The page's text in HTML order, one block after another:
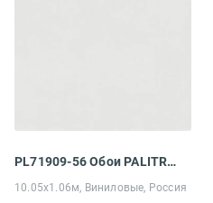
PL71909-56 Обои PALITRA LIFE (Palitra) Holland
10.05х1.06м, Виниловые, Россия